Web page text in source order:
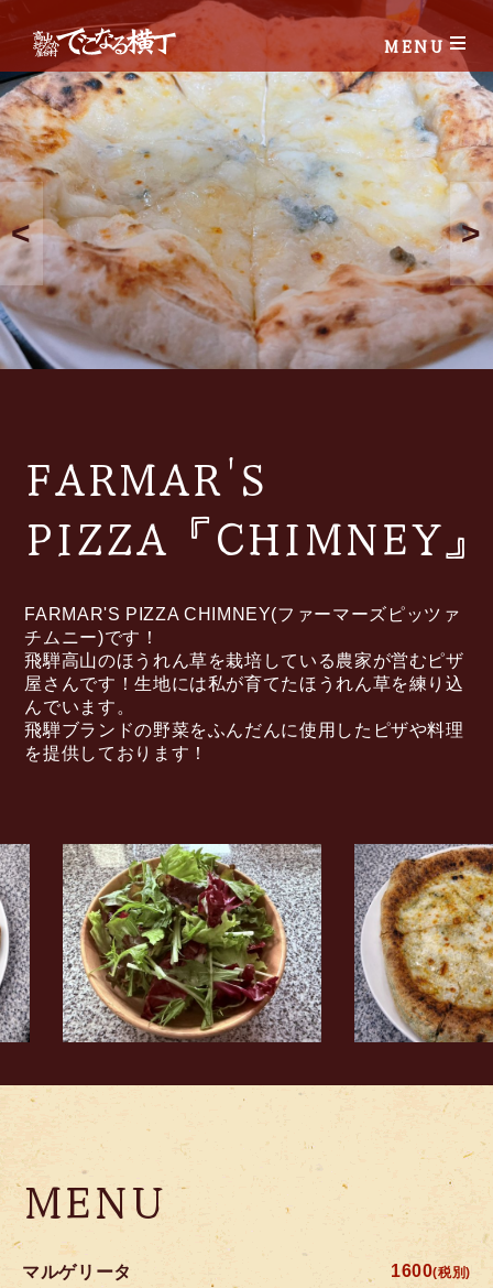
MENU
< >
FARMAR'S
PIZZA『CHIMNEY』
FARMAR'S PIZZA CHIMNEY(ファーマーズピッツァ
チムニー)です！
飛騨高山のほうれん草を栽培している農家が営むピザ
屋さんです！生地には私が育てたほうれん草を練り込
んでいます。
飛騨ブランドの野菜をふんだんに使用したピザや料理
を提供しております！
MENU
マルゲリータ 1600(税別)